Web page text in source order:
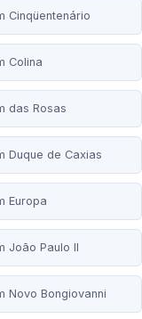
Cinqüentenário
Colina
das Rosas
Duque de Caxias
Europa
João Paulo II
Novo Bongiovanni